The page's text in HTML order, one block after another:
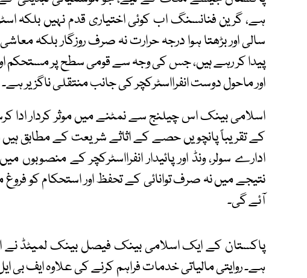
ہے، گرین فنانسنگ اب کوئی اختیاری قدم نہیں
سالی اور بڑھتا ہوا درجہ حرارت نہ صرف روزگار بلکہ
پیدا کر رہے ہیں، جس کی وجہ سے قومی سطح پر مستحکم اور
اور ماحول دوست انفرااسٹرکچر کی جانب منتقلی ناگزیر ہے۔
اسلامی بینک اس چیلنج سے نمٹنے میں موثر کردار ادا
کے تقریباً پانچویں حصے کے اثاثے شریعت کے مطابق ہیں
ادارے سولر، ونڈ اور پائیدار انفرااسٹرکچر کے
نتیجے میں نہ صرف توانائی کے تحفظ اور استحکام کو
آئے گی۔
پاکستان کے ایک اسلامی بینک فیصل بینک لمیٹڈ نے اس
ہے۔ روایتی مالیاتی خدمات فراہم کرنے کی علاوہ ایف بی